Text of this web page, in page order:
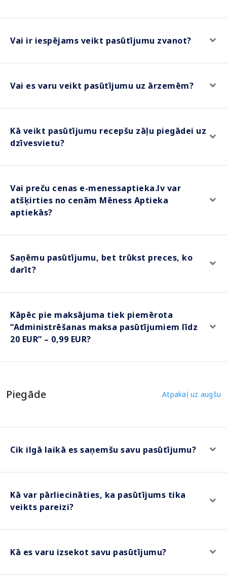
Vai ir iespējams veikt pasūtījumu zvanot?
Vai es varu veikt pasūtījumu uz ārzemēm?
Kā veikt pasūtījumu recepšu zāļu piegādei uz
dzīvesvietu?
Vai preču cenas e-menessaptieka.lv var
atšķirties no cenām Mēness Aptieka
aptiekās?
Saņēmu pasūtījumu, bet trūkst preces, ko
darīt?
Kāpēc pie maksājuma tiek piemērota
“Administrēšanas maksa pasūtījumiem līdz
20 EUR” – 0,99 EUR?
Piegāde Atpakaļ uz augšu
Cik ilgā laikā es saņemšu savu pasūtījumu?
Kā var pārliecināties, ka pasūtījums tika
veikts pareizi?
Kā es varu izsekot savu pasūtījumu?